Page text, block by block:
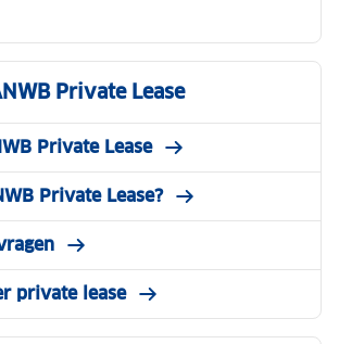
Private Lease
Private Lease
Private Lease?
private lease